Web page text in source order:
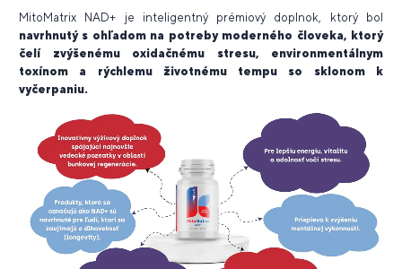
MitoMatrix NAD+ je inteligentný prémiový doplnok, ktorý
bol
navrhnutý s ohľadom na potreby moderného človeka, ktorý
čelí zvýšenému oxidačnému stresu, environmentálnym
toxínom a rýchlemu životnému tempu so sklonom k
vyčerpaniu.